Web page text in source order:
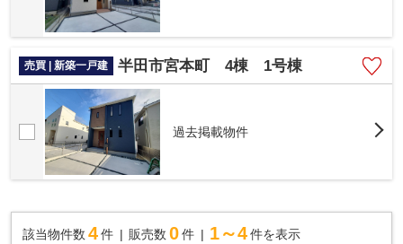
売買 | 新築一戸建 半田市宮本町 4棟 1号棟
過去掲載物件
該当物件数 4件 販売数 0 件 1～4 件を表示